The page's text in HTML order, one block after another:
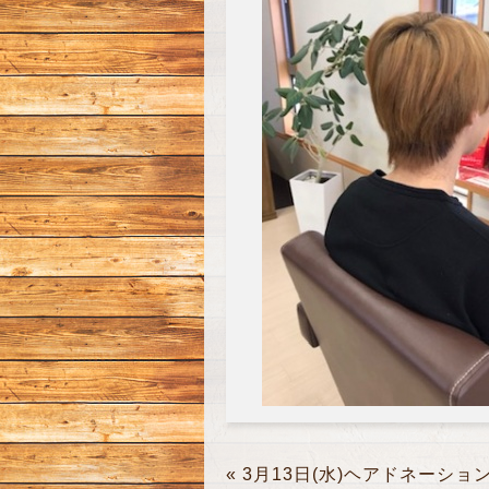
« 3月13日(水)ヘアドネーショ